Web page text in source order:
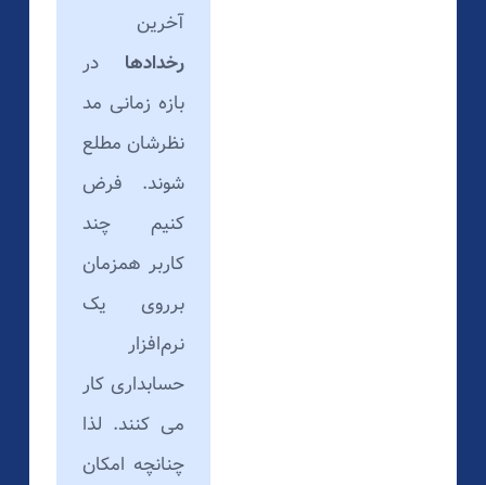
آخرین
رخدادهادر
بازه زمانی مد
نظرشان مطلع
شوند. فرض
کنیم چند
کاربر همزمان
برروی یک
نرم‌افزار
حسابداری کار
می کنند. لذا
چنانچه امکان